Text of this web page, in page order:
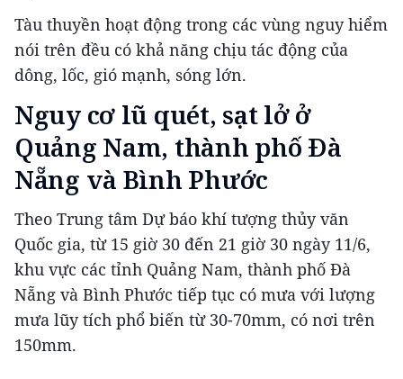
Tàu thuyền hoạt động trong các vùng nguy hiểm
nói trên đều có khả năng chịu tác động của
dông, lốc, gió mạnh, sóng lớn.
Nguy cơ lũ quét, sạt lở ở
Quảng Nam, thành phố Đà
Nẵng và Bình Phước
Theo Trung tâm Dự báo khí tượng thủy văn
Quốc gia, từ 15 giờ 30 đến 21 giờ 30 ngày 11/6,
khu vực các tỉnh Quảng Nam, thành phố Đà
Nẵng và Bình Phước tiếp tục có mưa với lượng
mưa lũy tích phổ biến từ 30-70mm, có nơi trên
150mm.